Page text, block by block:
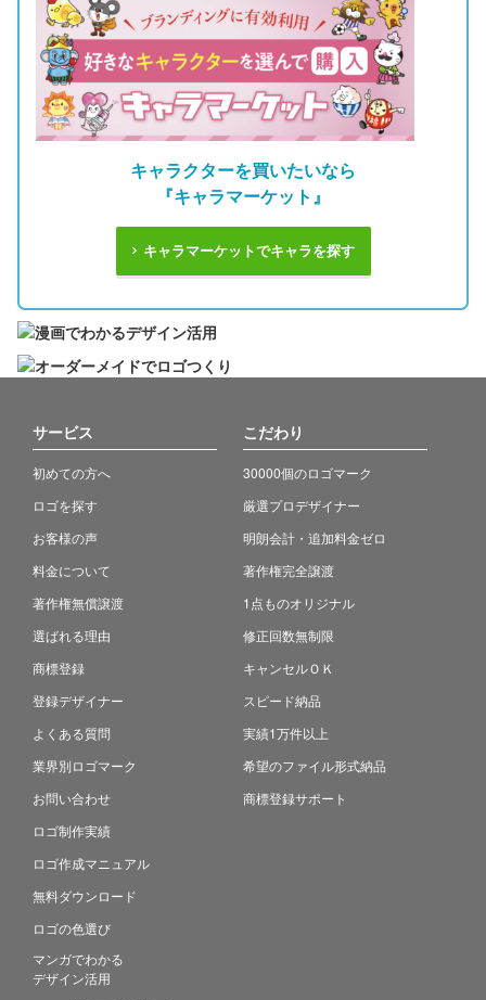
キャラクターを買いたいなら
『キャラマーケット』
キャラマーケットでキャラを探す
サービス
初めての方へ
ロゴを探す
お客様の声
料金について
著作権無償譲渡
選ばれる理由
商標登録
登録デザイナー
よくある質問
業界別ロゴマーク
お問い合わせ
ロゴ制作実績
ロゴ作成マニュアル
無料ダウンロード
ロゴの色選び
マンガでわかる
デザイン活用
こだわり
30000個のロゴマーク
厳選プロデザイナー
明朗会計・追加料金ゼロ
著作権完全譲渡
1点ものオリジナル
修正回数無制限
キャンセルＯＫ
スピード納品
実績1万件以上
希望のファイル形式納品
商標登録サポート